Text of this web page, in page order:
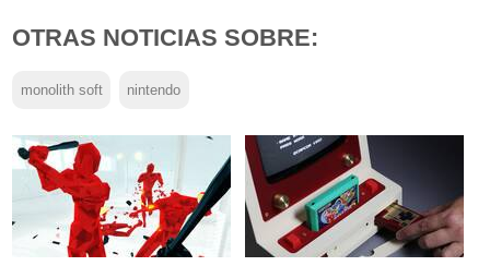
OTRAS NOTICIAS SOBRE:
monolith soft nintendo